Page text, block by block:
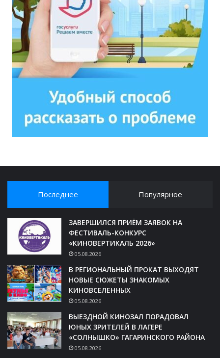
Последнее Популярное
ЗАВЕРШИЛСЯ ПРИЁМ ЗАЯВОК НА
ФЕСТИВАЛЬ-КОНКУРС
«КИНОВЕРТИКАЛЬ 2026»
05.08.2026
В РЕГИОНАЛЬНЫЙ ПРОКАТ ВЫХОДЯТ
НОВЫЕ СЮЖЕТЫ ЗНАКОМЫХ
КИНОВСЕЛЕННЫХ
05.08.2026
ВЫЕЗДНОЙ КИНОЗАЛ ПОРАДОВАЛ
ЮНЫХ ЗРИТЕЛЕЙ В ЛАГЕРЕ
«СОЛНЫШКО» ГАГАРИНСКОГО РАЙОНА
05.08.2026